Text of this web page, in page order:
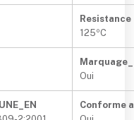
125ºC
Oui
Conforme